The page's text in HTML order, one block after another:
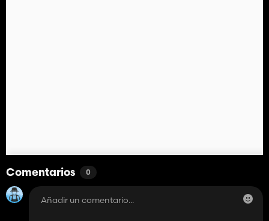
Comentarios 0